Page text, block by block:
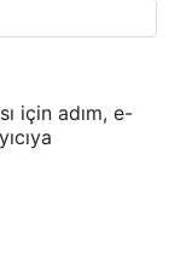
için adım, e-